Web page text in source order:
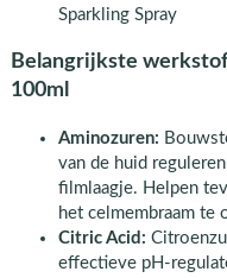
Sparkling Spray
Belangrijkste
100ml
Aminozuren:
van de huid
filmlaagje. Helpen
het celmembraam te
Citric Acid:
effectieve pH-